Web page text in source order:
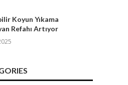
Koyun Yıkama
Refahı Artıyor